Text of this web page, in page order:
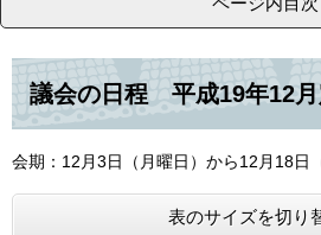
議会の日程 平成19年12
会期：12月3日（月曜日）から12月18日
表のサイズを切り